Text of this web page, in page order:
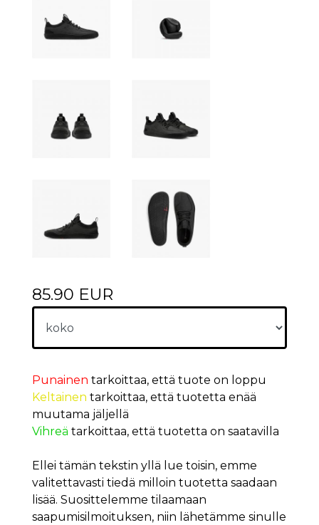
85.90 EUR
Punainen tarkoittaa, että tuote on loppu
Keltainen tarkoittaa, että tuotetta enää
muutama jäljellä
Vihreä tarkoittaa, että tuotetta on saatavilla
Ellei tämän tekstin yllä lue toisin, emme
valitettavasti tiedä milloin tuotetta saadaan
lisää. Suosittelemme tilaamaan
saapumisilmoituksen, niin lähetämme sinulle